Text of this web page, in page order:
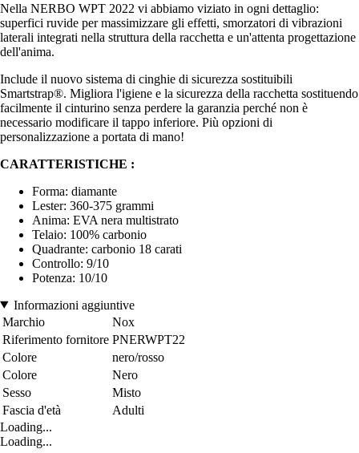
Nella NERBO WPT 2022 vi abbiamo viziato in ogni dettaglio:
superfici ruvide per massimizzare gli effetti, smorzatori di vibrazioni
laterali integrati nella struttura della racchetta e un'attenta progettazione
dell'anima.
Include il nuovo sistema di cinghie di sicurezza sostituibili
Smartstrap®. Migliora l'igiene e la sicurezza della racchetta sostituendo
facilmente il cinturino senza perdere la garanzia perché non è
necessario modificare il tappo inferiore. Più opzioni di
personalizzazione a portata di mano!
CARATTERISTICHE :
Forma: diamante
Lester: 360-375 grammi
Anima: EVA nera multistrato
Telaio: 100% carbonio
Quadrante: carbonio 18 carati
Controllo: 9/10
Potenza: 10/10
Informazioni aggiuntive
Marchio
Nox
Riferimento fornitore PNERWPT22
Colore
nero/rosso
Colore
Nero
Sesso
Misto
Fascia d'età
Adulti
Loading...
Loading...